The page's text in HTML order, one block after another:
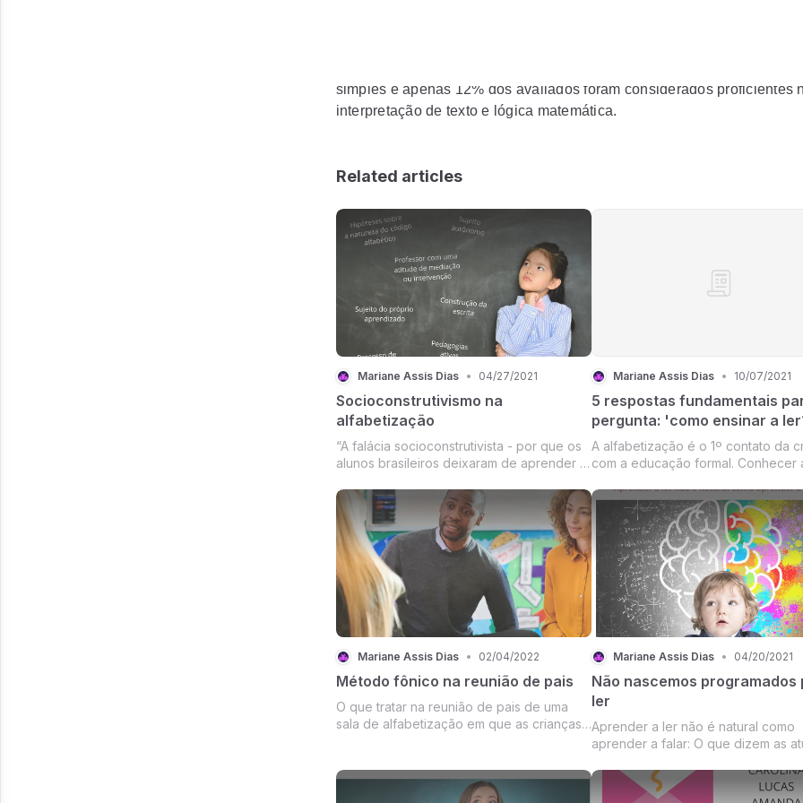
simples e apenas 12% dos avaliados foram considerados proficientes
interpretação de texto e lógica matemática.
Related articles
Mariane Assis Dias • 04/27/2021
Socioconstrutivismo na
alfabetização
“A falácia socioconstrutivista - por que os
alunos brasileiros deixaram de aprender a
professora Kátia Simone Benedetti que
retrata de maneira ampla a situação da
educação brasileira diante da abordagem
...
Mariane Assis Dias • 10/07/2021
5 respostas fundamentais
pergunta: 'como ensinar a
A alfabetização é o 1º contato da
com a educação formal. Conhecer
organizar o ensino é fundamental.
Mariane Assis Dias • 02/04/2022
Método fônico na reunião de pais
O que tratar na reunião de pais de uma
sala de alfabetização em que as crianças
Mariane Assis Dias • 04/20/2021
Não nascemos programados
ler
Aprender a ler não é natural como
aprender a falar: O que dizem as
leitura?